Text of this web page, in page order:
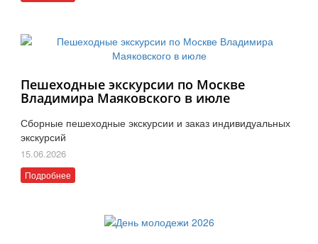
Пешеходные экскурсии по Москве
Владимира Маяковского в июле
Сборные пешеходные экскурсии и заказ индивидуальных
экскурсий
15.06.2026
Подробнее